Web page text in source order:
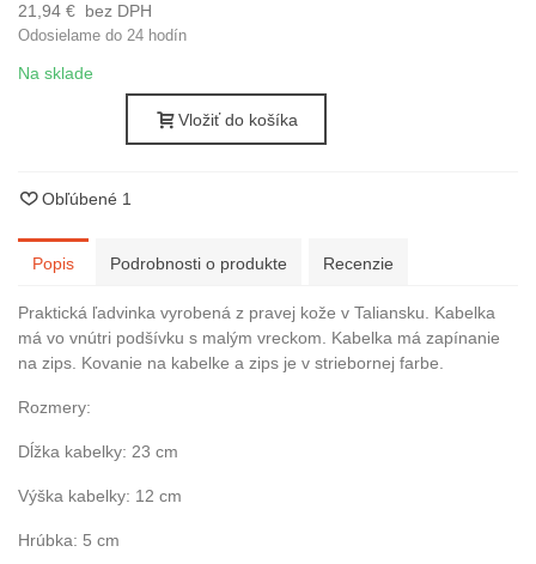
21,94 € bez DPH
Odosielame do 24 hodín
Na sklade
Vložiť do košíka
Obľúbené 1
Popis Podrobnosti o produkte Recenzie
Praktická ľadvinka vyrobená z pravej kože v Taliansku. Kabelka
má vo vnútri podšívku s malým vreckom. Kabelka má zapínanie
na zips. Kovanie na kabelke a zips je v striebornej farbe.
Rozmery:
Dĺžka kabelky: 23 cm
Výška kabelky: 12 cm
Hrúbka: 5 cm